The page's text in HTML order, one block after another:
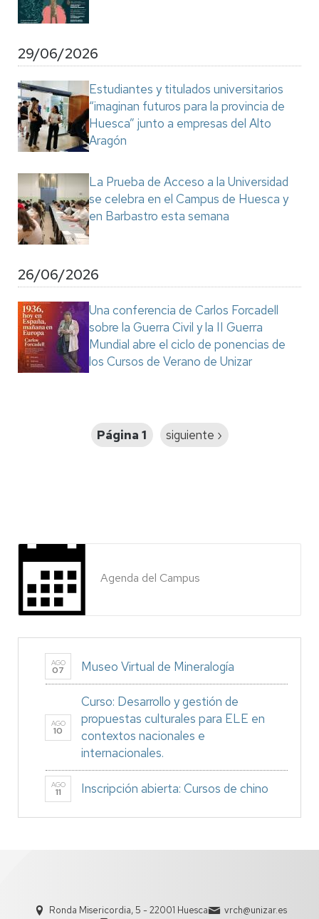
29/06/2026
Estudiantes y titulados universitarios
“imaginan futuros para la provincia de
Huesca” junto a empresas del Alto
Aragón
La Prueba de Acceso a la Universidad
se celebra en el Campus de Huesca y
en Barbastro esta semana
26/06/2026
Una conferencia de Carlos Forcadell
sobre la Guerra Civil y la II Guerra
Mundial abre el ciclo de ponencias de
los Cursos de Verano de Unizar
Página 1
Siguiente
siguiente ›
Agenda del Campus
AGO
07 Museo Virtual de Mineralogía
AGO
10
Curso: Desarrollo y gestión de
propuestas culturales para ELE en
contextos nacionales e
internacionales.
AGO
11 Inscripción abierta: Cursos de chino
Ronda Misericordia, 5 - 22001 Huesca
vrch@unizar.es